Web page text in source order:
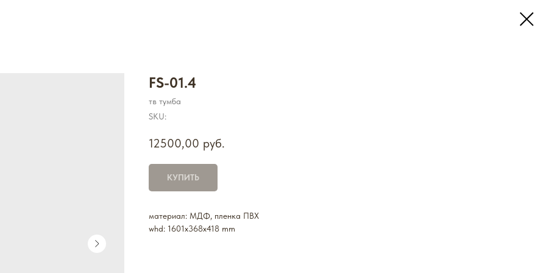
FS-01.4
тв тумба
SKU:
12500,00 руб.
КУПИТЬ
материал: МДФ, пленка ПВХ
whd: 1601x368x418 mm